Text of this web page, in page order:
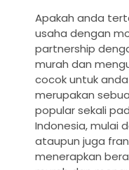
Apakah anda
usaha dengan
partnership
murah dan
cocok untuk
merupakan
popular sekali
Indonesia, mulai
ataupun juga
menerapkan